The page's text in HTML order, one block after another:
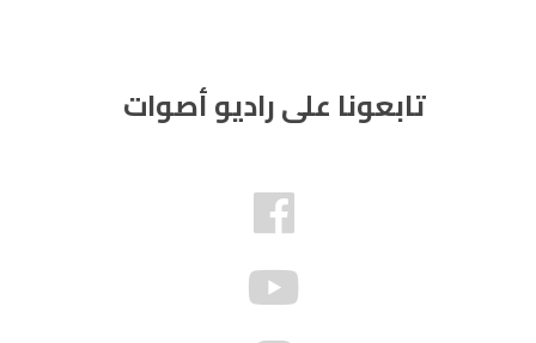
تابعونا على راديو أصوات